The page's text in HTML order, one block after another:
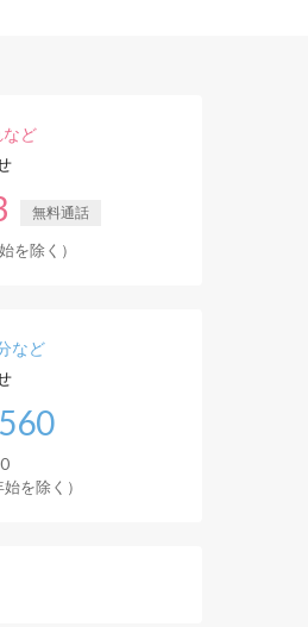
ど
無料通話
を除く）
など
を除く）